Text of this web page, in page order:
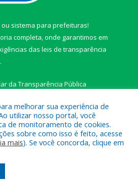
ou sistema para prefeituras!
completa, onde garantimos em
das leis de transparência
da Transparência Pública
a Câmara Municipal de Ipixuna do
Pará.
Área Administrativa
melhorar sua experiência de
utilizar nosso portal, você
de monitoramento de cookies.
sobre como isso é feito, acesse
mais). Se você concorda, clique em